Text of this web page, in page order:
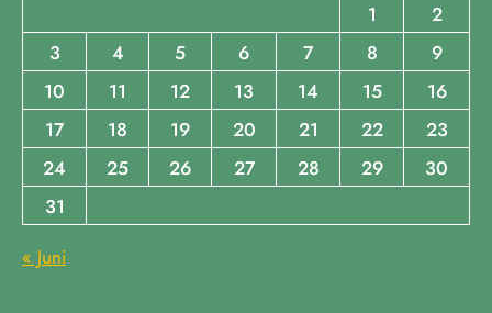
1
2
3
4 5 6 7 8
9
10
11 12 13 14 15
16
17
18 19 20 21 22
23
24
25 26 27 28 29
30
31
« Juni